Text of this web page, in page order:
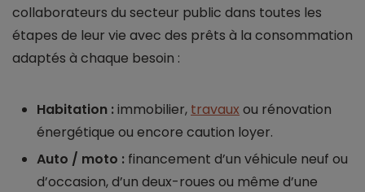
collaborateurs du secteur public dans toutes les
étapes de leur vie avec des prêts à la consommation
adaptés à chaque besoin :
Habitation :immobilier, travaux ou rénovation
énergétique ou encore caution loyer.
Auto / moto : financement d’un véhicule neuf ou
d’occasion, d’un deux-roues ou même d’une